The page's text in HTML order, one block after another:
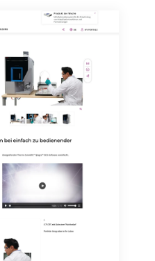
Mail ein Link zur
Newsletters